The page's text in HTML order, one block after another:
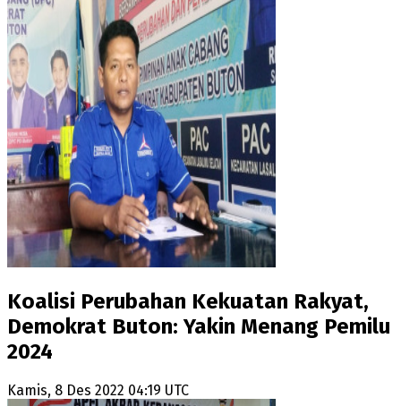
Koalisi Perubahan Kekuatan Rakyat,
Demokrat Buton: Yakin Menang Pemilu
2024
Kamis, 8 Des 2022 04:19 UTC